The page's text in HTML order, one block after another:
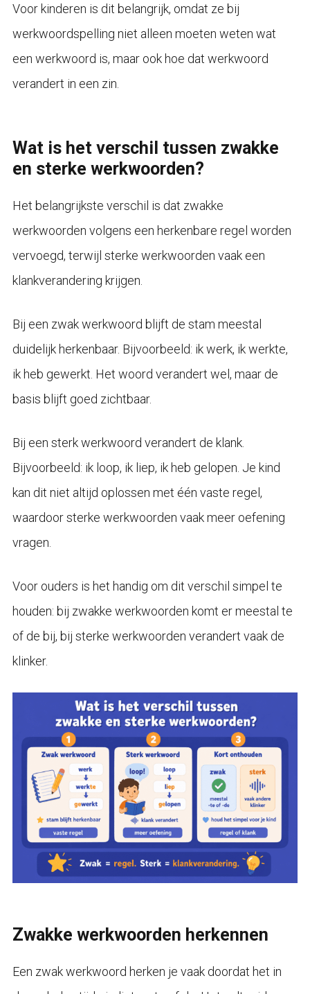
Voor kinderen is dit belangrijk, omdat ze bij
werkwoordspelling niet alleen moeten weten wat
een werkwoord is, maar ook hoe dat werkwoord
verandert in een zin.
Wat is het verschil tussen zwakke
en sterke werkwoorden?
Het belangrijkste verschil is dat zwakke
werkwoorden volgens een herkenbare regel worden
vervoegd, terwijl sterke werkwoorden vaak een
klankverandering krijgen.
Bij een zwak werkwoord blijft de stam meestal
duidelijk herkenbaar. Bijvoorbeeld: ik werk, ik werkte,
ik heb gewerkt. Het woord verandert wel, maar de
basis blijft goed zichtbaar.
Bij een sterk werkwoord verandert de klank.
Bijvoorbeeld: ik loop, ik liep, ik heb gelopen. Je kind
kan dit niet altijd oplossen met één vaste regel,
waardoor sterke werkwoorden vaak meer oefening
vragen.
Voor ouders is het handig om dit verschil simpel te
houden: bij zwakke werkwoorden komt er meestal te
of de bij, bij sterke werkwoorden verandert vaak de
klinker.
Zwakke werkwoorden herkennen
Een zwak werkwoord herken je vaak doordat het in